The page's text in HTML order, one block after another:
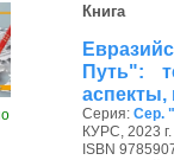
Книга
Путь":
Серия: Сер.
КУРС, 2023 г.
ISBN